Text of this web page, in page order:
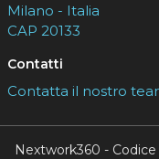
Milano - Italia
CAP 20133
Contatti
Contatta il nostro
Nextwork360 -